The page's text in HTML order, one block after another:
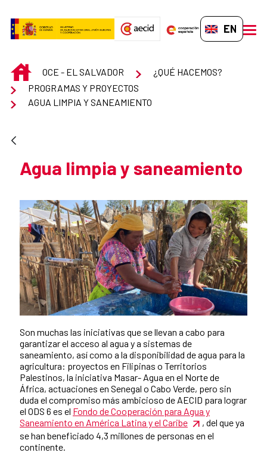
EN-GB
INICIOOCE - EL SALVADOR
¿QUÉ HACEMOS?
PROGRAMAS Y PROYECTOS
​AGUA LIMPIA Y SANEAMIENTO
​Agua limpia y saneamiento
Son muchas las iniciativas que se llevan a cabo para
garantizar el acceso al agua y a sistemas de
saneamiento, así como a la disponibilidad de agua para la
agricultura: proyectos en Filipinas o Territorios
Palestinos, la iniciativa Masar- Agua en el Norte de
África, actuaciones en Senegal o Cabo Verde, pero sin
duda el compromiso más ambicioso de AECID para lograr
el ODS 6 es el Fondo de Cooperación para Agua y
Saneamiento en América Latina y el Caribe
, del que ya
se han beneficiado 4,3 millones de personas en el
continente.